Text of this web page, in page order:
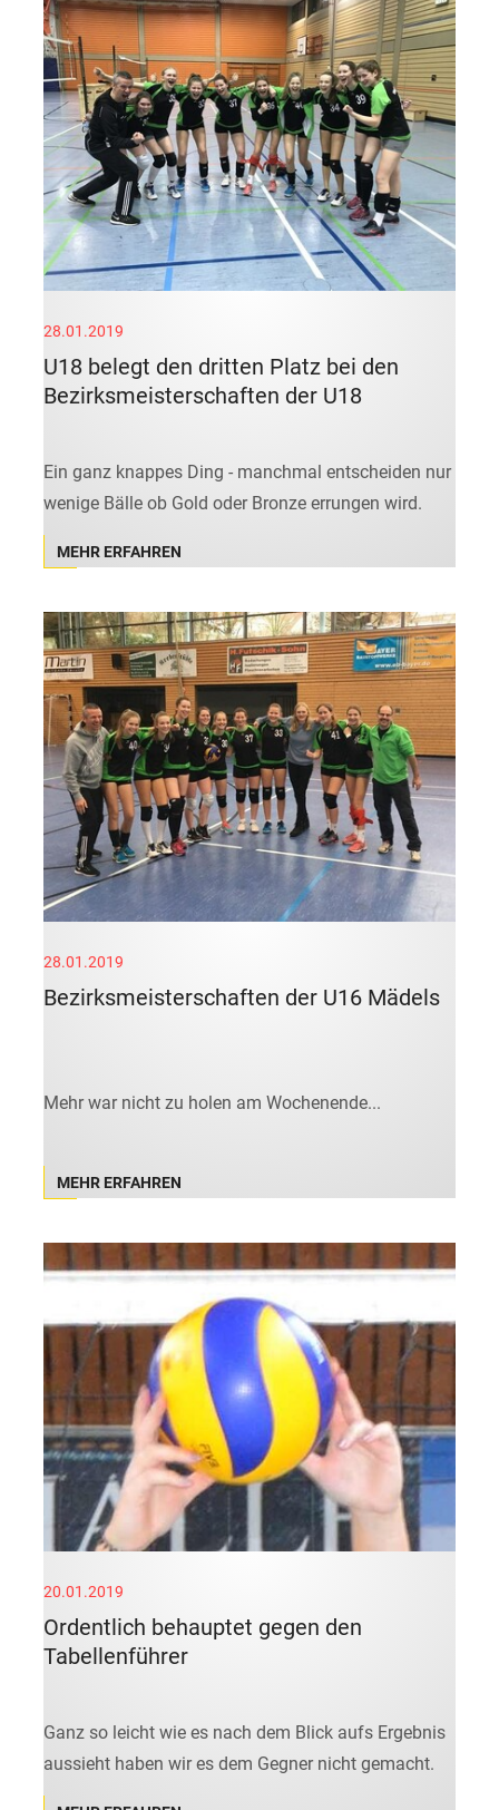
28.01.2019
U18 belegt den dritten Platz bei den
Bezirksmeisterschaften der U18
Ein ganz knappes Ding - manchmal entscheiden nur
wenige Bälle ob Gold oder Bronze errungen wird.
MEHR ERFAHREN
28.01.2019
Bezirksmeisterschaften der U16 Mädels
Mehr war nicht zu holen am Wochenende...
MEHR ERFAHREN
20.01.2019
Ordentlich behauptet gegen den
Tabellenführer
Ganz so leicht wie es nach dem Blick aufs Ergebnis
aussieht haben wir es dem Gegner nicht gemacht.